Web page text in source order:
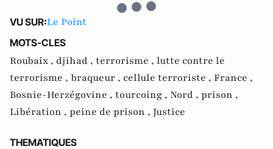
VU SUR:Le Point
MOTS-CLES
Roubaix , djihad , terrorisme , lutte contre le
terrorisme , braqueur , cellule terroriste , France ,
Bosnie-Herzégovine , tourcoing , Nord , prison ,
Libération , peine de prison , Justice
THEMATIQUES